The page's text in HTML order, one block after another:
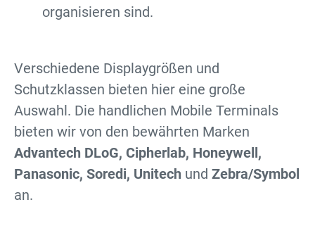
organisieren sind.
Verschiedene Displaygrößen und
Schutzklassen bieten hier eine große
Auswahl. Die handlichen Mobile Terminals
bieten wir von den bewährten Marken
Advantech DLoG, Cipherlab, Honeywell,
Panasonic, Soredi, Unitech und Zebra/Symbol
an.